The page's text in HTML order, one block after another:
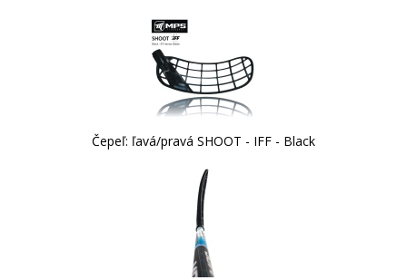
Čepeľ: ľavá/pravá SHOOT - IFF - Black